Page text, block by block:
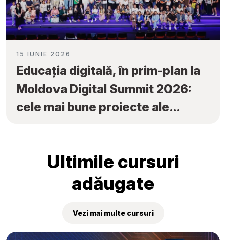
15 IUNIE 2026
Educația digitală, în prim-plan la
Moldova Digital Summit 2026:
cele mai bune proiecte ale
Ultimile cursuri
adăugate
Vezi mai multe cursuri